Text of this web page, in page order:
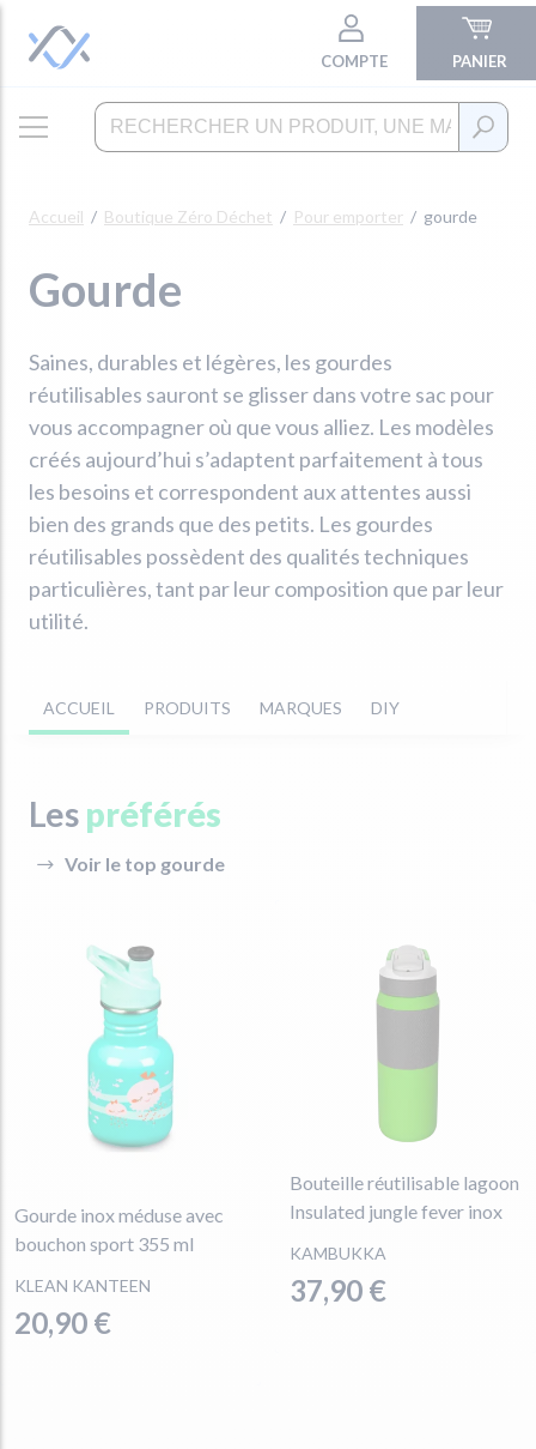
COMPTE PANIER
Accueil Boutique Zéro Déchet Pour emporter gourde
Gourde
Saines, durables et légères, les gourdes
réutilisables sauront se glisser dans votre sac pour
vous accompagner où que vous alliez. Les modèles
créés aujourd’hui s’adaptent parfaitement à tous
les besoins et correspondent aux attentes aussi
bien des grands que des petits. Les gourdes
réutilisables possèdent des qualités techniques
particulières, tant par leur composition que par leur
utilité.
ACCUEIL PRODUITS MARQUES DIY
Les préférés
Voir le top gourde
Gourde inox méduse avec
bouchon sport 355 ml
KLEAN KANTEEN
20,90 €
Bouteille réutilisable lagoon
Insulated jungle fever inox
KAMBUKKA
37,90 €